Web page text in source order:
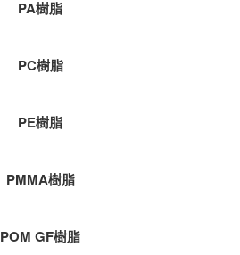
PA樹脂
PC樹脂
PE樹脂
PMMA樹脂
POM GF樹脂